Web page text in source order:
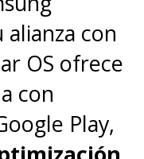
a
Nueva
con
OS ofrece
con
Play,